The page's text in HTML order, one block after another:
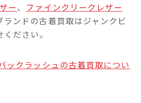
ー、 ファインクリークレザー
ランドの古着買取はジャンクビ
ださい。
ックラッシュの古着買取につい